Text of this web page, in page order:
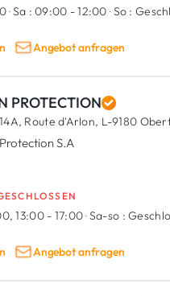
·Sa : 09:00 - 12:00·So :
Angebot anfragen
PROTECTION
14A, Route d'Arlon, L-9180
S.A
13:00 - 17:00·Sa-so :
Angebot anfragen